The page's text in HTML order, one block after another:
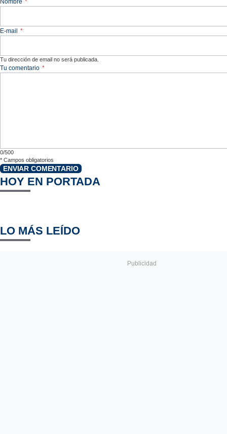
Nombre *
E-mail *
Tu dirección de email no será publicada.
Tu comentario *
0/500
* Campos obligatorios
ENVIAR COMENTARIO
HOY EN PORTADA
LO MÁS LEÍDO